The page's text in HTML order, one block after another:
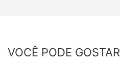
VOCÊ PODE GOSTAR